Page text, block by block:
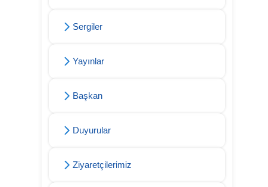
Sergiler
Yayınlar
Başkan
Duyurular
Ziyaretçilerimiz